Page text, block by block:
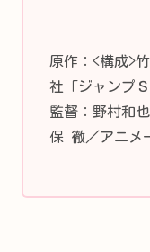
原作：<構成>
社「ジャンプ
監督：野村和
保 徹／アニメ